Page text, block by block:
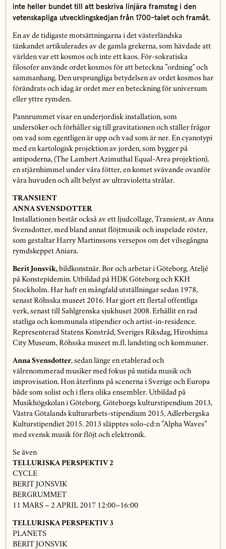
inte heller bundet till att beskriva linjära framsteg i den
vetenskapliga utvecklingskedjan från 1700-talet och framåt.
En av de tidigaste motsättningarna i det västerländska
tänkandet artikulerades av de gamla grekerna, som hävdade att
världen var ett kosmos och inte ett kaos. För-sokratiska
filosofer använde ordet kosmos för att beteckna ”ordning” och
sammanhang. Den ursprungliga betydelsen av ordet kosmos har
förändrats och idag är ordet mer en beteckning för universum
eller yttre rymden.
Pannrummet visar en underjordisk installation, som
undersöker och förhåller sig till gravitationen och ställer frågor
om vad som egentligen är upp och vad som är ner. En cyanotypi
med en kartologisk projektion av jorden, som bygger på
antipoderna, (The Lambert Azimuthal Equal-Area projektion),
en stjärnhimmel under våra fötter, en komet svävande ovanför
våra huvuden och allt belyst av ultravioletta strålar.
TRANSIENT
ANNA SVENSDOTTER
Installationen består också av ett ljudcollage, Transient, av Anna
Svensdotter, med bland annat flöjtmusik och inspelade röster,
som gestaltar Harry Martinssons versepos om det vilsegångna
rymdskeppet Aniara.
Berit Jonsvik,bildkonstnär. Bor och arbetar i Göteborg. Ateljé
på Konstepidemin. Utbildad på HDK Göteborg och KKH
Stockholm. Har haft en mångfald utställningar sedan 1978,
senast Röhsska museet 2016. Har gjort ett flertal offentliga
verk, senast till Sahlgrenska sjukhuset 2008. Erhållit en rad
statliga och kommunala stipendier och artist-in-residence.
Representerad Statens Konstråd, Sveriges Riksdag, Hiroshima
City Museum, Röhsska museet m.fl. landsting och kommuner.
Anna Svensdotter, sedan länge en etablerad och
välrenommerad musiker med fokus på nutida musik och
improvisation. Hon återfinns på scenerna i Sverige och Europa
både som solist och i flera olika ensembler. Utbildad på
Musikhögskolan i Göteborg. Göteborgs kulturstipendium 2013,
Västra Götalands kulturarbets-stipendium 2015, Adlerbergska
Kulturstipendiet 2015. 2013 släpptes solo-cd:n ”Alpha Waves”
med svensk musik för flöjt och elektronik.
Se även
TELLURISKA PERSPEKTIV 2
CYCLE
BERIT JONSVIK
BERGRUMMET
11 MARS – 2 APRIL 2017 12:00–16:00
TELLURISKA PERSPEKTIV 3
PLANETS
BERIT JONSVIK